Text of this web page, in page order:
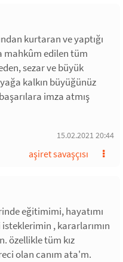
kurtaran ve yaptığı
mahkûm edilen tüm
sezar ve büyük
kalkın büyüğünüz
imza atmış
15.02.2021 20:44
aşiret savaşçısı
eğitimimi, hayatımı
, kararlarımın
özellikle tüm kız
olan canım ata'm.